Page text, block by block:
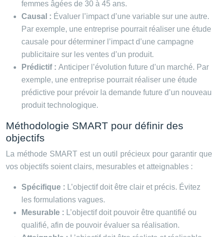
femmes âgées de 30 à 45 ans.
Causal : Évaluer l’impact d’une variable sur une autre.
Par exemple, une entreprise pourrait réaliser une étude
causale pour déterminer l’impact d’une campagne
publicitaire sur les ventes d’un produit.
Prédictif : Anticiper l’évolution future d’un marché. Par
exemple, une entreprise pourrait réaliser une étude
prédictive pour prévoir la demande future d’un nouveau
produit technologique.
Méthodologie SMART pour définir des
objectifs
La méthode SMART est un outil précieux pour garantir que
vos objectifs soient clairs, mesurables et atteignables :
Spécifique : L’objectif doit être clair et précis. Évitez
les formulations vagues.
Mesurable : L’objectif doit pouvoir être quantifié ou
qualifié, afin de pouvoir évaluer sa réalisation.